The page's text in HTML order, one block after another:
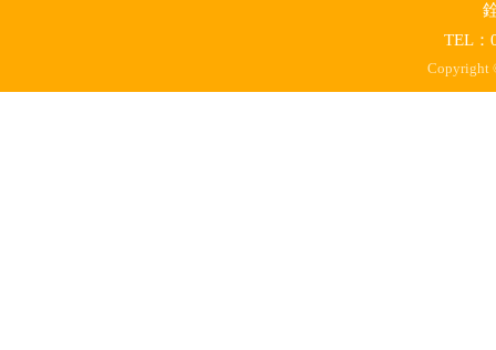
TEL：
Copyright